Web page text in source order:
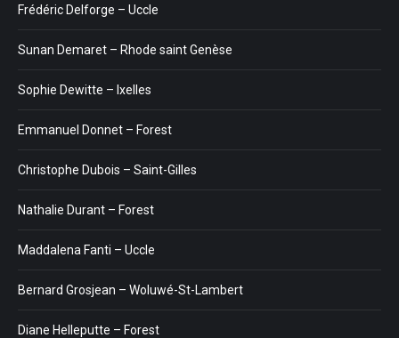
Frédéric Delforge – Uccle
Sunan Demaret – Rhode saint Genèse
Sophie Dewitte – Ixelles
Emmanuel Donnet – Forest
Christophe Dubois – Saint-Gilles
Nathalie Durant – Forest
Maddalena Fanti – Uccle
Bernard Grosjean – Woluwé-St-Lambert
Diane Helleputte – Forest